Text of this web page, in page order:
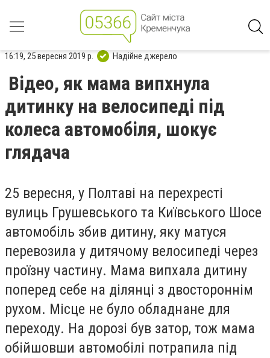
16:19, 25 вересня 2019 р. Надійне джерело
Відео, як мама випхнула
дитинку на велосипеді під
колеса автомобіля, шокує
глядача
25 вересня, у Полтаві на перехресті
вулиць Грушевського та Київського Шосе
автомобіль збив дитину, яку матуся
перевозила у дитячому велосипеді через
проїзну частину. Мама випхала дитину
поперед себе на ділянці з двостороннім
рухом. Місце не було обладнане для
переходу. На дорозі був затор, тож мама
обійшовши автомобілі потрапила під